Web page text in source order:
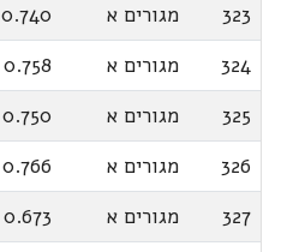
323
מגורים א 0.740
324
מגורים א 0.758
325
מגורים א 0.750
326
מגורים א 0.766
327
מגורים א 0.673